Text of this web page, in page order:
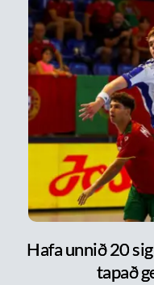
Hafa unnið 20
tapað